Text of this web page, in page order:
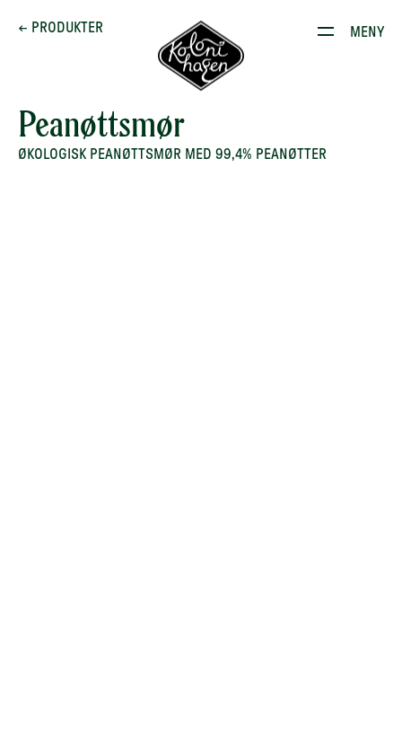
← PRODUKTER MENY
Dette brenner vi for
Produkter
Kontakt
E-stoffguiden
Peanøttsmør
ØKOLOGISK PEANØTTSMØR MED 99,4% PEANØTTER